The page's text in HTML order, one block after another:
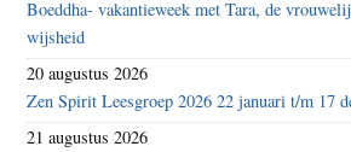
Boeddha- vakantieweek met Tara, de
wijsheid
20 augustus 2026
Zen Spirit Leesgroep 2026 22 januari t/m 17
21 augustus 2026